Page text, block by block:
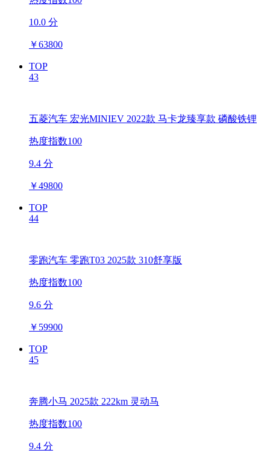
10.0 分
￥63800
TOP
43
五菱汽车 宏光MINIEV 2022款 马卡龙臻享款 磷酸铁锂
热度指数100
9.4 分
￥49800
TOP
44
零跑汽车 零跑T03 2025款 310舒享版
热度指数100
9.6 分
￥ 59900
TOP
45
奔腾小马 2025款 222km 灵动马
热度指数100
9.4 分